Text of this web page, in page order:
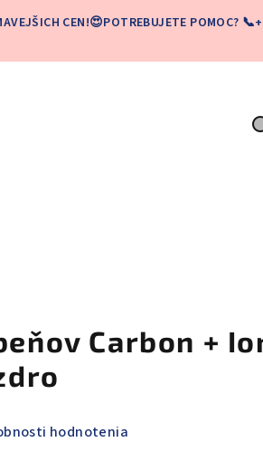
CEN!😍POTREBUJETE POMOC?
Carbon +
hodnotenia